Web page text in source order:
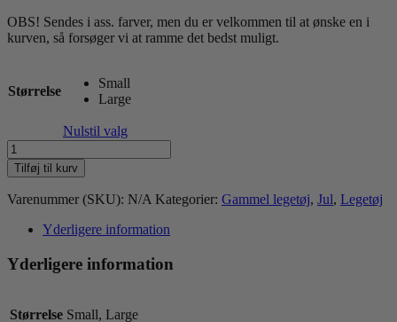
OBS! Sendes i ass. farver, men du er velkommen til at ønske en i
kurven, så forsøger vi at ramme det bedst muligt.
Størrelse
Small
Large
Nulstil valg
Kong
Holiday
Wild
Knots
Assorted
antal
Tilføj til kurv
Varenummer (SKU): N/A Kategorier: Gammel legetøj, Jul, Legetøj
Yderligere information
Yderligere information
Størrelse Small, Large